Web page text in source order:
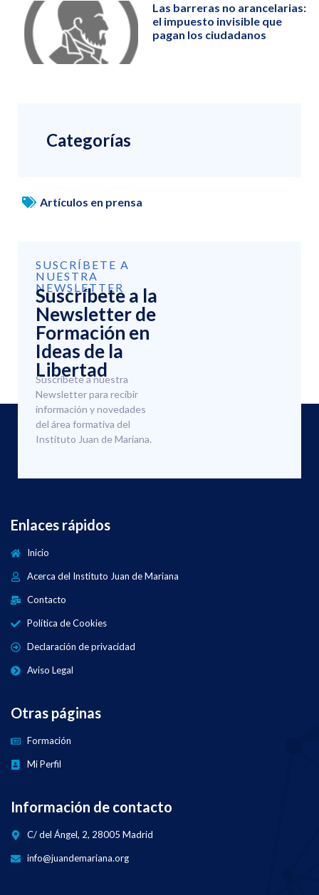
Las barreras no arancelarias:
el impuesto invisible que
pagan los ciudadanos
Categorías
Artículos en prensa
SUSCRÍBETE A
NUESTRA
NEWSLETTER
Suscríbete a la
Newsletter de
Formación en
Ideas de la
Libertad
Suscríbete a nuestra
Newsletter para recibir
información y novedades
del área formativa del
Instituto Juan de Mariana.
Enlaces rápidos
Inicio
Acerca del Instituto Juan de Mariana
Contacto
Política de Cookies
Declaración de privacidad
Aviso Legal
Otras páginas
Formación
Mi Perfil
Información de contacto
C/ del Ángel, 2, 28005 Madrid
info@juandemariana.org